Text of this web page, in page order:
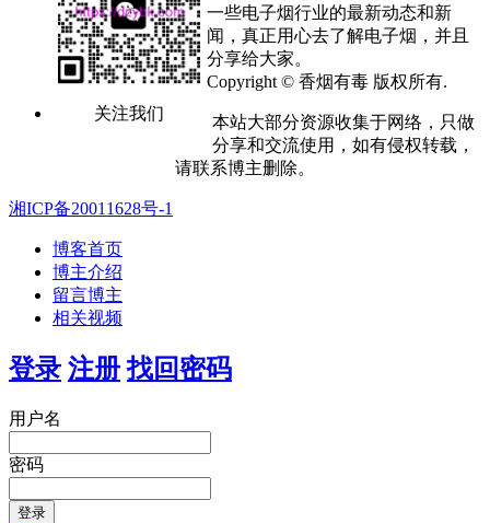
关注我们
一些电子烟行业的最新动态和新
闻，真正用心去了解电子烟，并且
分享给大家。
Copyright © 香烟有毒 版权所有.
本站大部分资源收集于网络，只做
分享和交流使用，如有侵权转载，
请联系博主删除。
湘ICP备20011628号-1
博客首页
博主介绍
留言博主
相关视频
登录 注册 找回密码
用户名
密码